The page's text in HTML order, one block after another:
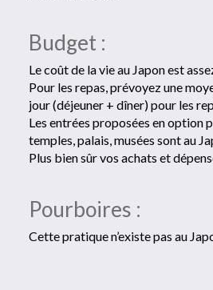
Budget :
Le coût de la vie au Japon est
Pour les repas, prévoyez une
jour (déjeuner + dîner) pour les
Les entrées proposées en option
temples, palais, musées sont au
Plus bien sûr vos achats et
Pourboires :
Cette pratique n’existe pas au